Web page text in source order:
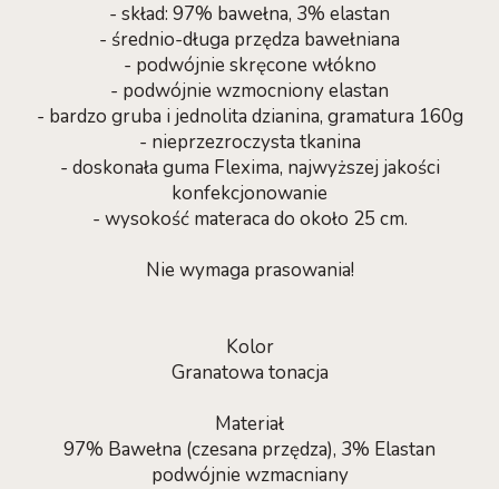
- skład: 97% bawełna, 3% elastan
- średnio-długa przędza bawełniana
- podwójnie skręcone włókno
- podwójnie wzmocniony elastan
- bardzo gruba i jednolita dzianina, gramatura 160g
- nieprzezroczysta tkanina
- doskonała guma Flexima, najwyższej jakości
konfekcjonowanie
- wysokość materaca do około 25 cm.
Nie wymaga prasowania!
Kolor
Granatowa tonacja
Materiał
97% Bawełna (czesana przędza), 3% Elastan
podwójnie wzmacniany